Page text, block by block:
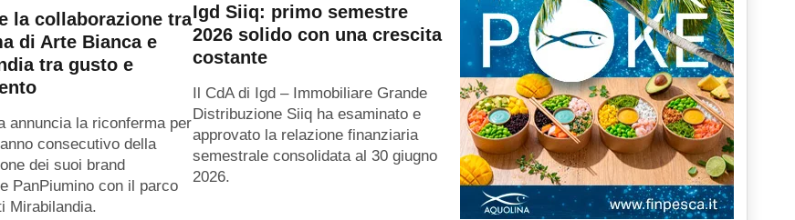
la collaborazione tra
di Arte Bianca e
tra gusto e
annuncia la riconferma per
consecutivo della
dei suoi brand
PanPiumino con il parco
Mirabilandia.
Igd Siiq: primo semestre
2026 solido con una crescita
costante
Il CdA di Igd – Immobiliare Grande
Distribuzione Siiq ha esaminato e
approvato la relazione finanziaria
semestrale consolidata al 30 giugno
2026.